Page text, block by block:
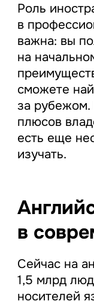
Роль
в
важна: вы
на
сможете
за рубежом.
плюсов
есть еще
изучать.
в
Сейчас на
1,5 млрд
носителей